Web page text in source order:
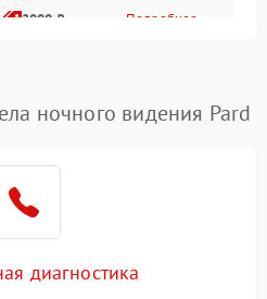
2000 ₽ Подробнее →
1000 ₽
ночного видения Pard
диагностика